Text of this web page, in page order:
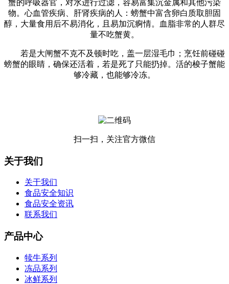
蟹的呼吸器官，对水进行过滤，容易富集沉金属和其他污染
物。心血管疾病、肝肾疾病的人：螃蟹中富含卵白质取胆固
醇，大量食用后不易消化，且易加沉痾情。血脂非常的人群尽
量不吃蟹黄。
若是大闸蟹不克不及顿时吃，盖一层湿毛巾；烹饪前碰碰
螃蟹的眼睛，确保还活着，若是死了只能扔掉。活的梭子蟹能
够冷藏，也能够冷冻。
扫一扫，关注官方微信
关于我们
关于我们
食品安全知识
食品安全资讯
联系我们
产品中心
犊牛系列
冻品系列
冰鲜系列